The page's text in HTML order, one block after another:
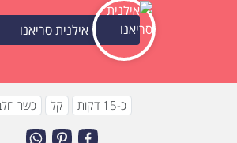
אילנית סריאנו
כ-15 דקות קל כשר